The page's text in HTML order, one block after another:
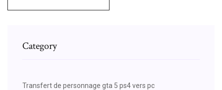
Category
Transfert de personnage gta 5 ps4 vers pc